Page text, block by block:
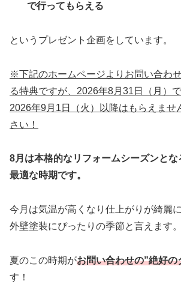
で行ってもらえる
というプレゼント企画をしています。
※下記のホームページよりお問い合わ
る特典ですが、2026年8月31日（月）で
2026年9月1日（火）以降はもらえませ
さい！
8月は本格的なリフォームシーズンと
最適な時期です。
今月は気温が高くなり仕上がりが綺麗
外壁塗装にぴったりの季節と言えます。
夏のこの時期がお問い合わせの”絶好の
す！